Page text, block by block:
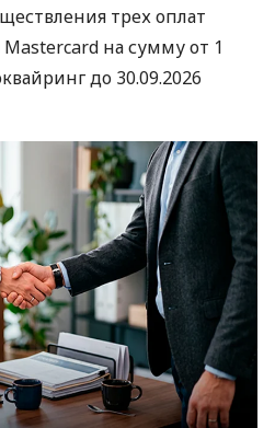
трех оплат
Mastercard на сумму от 1
до 30.09.2026